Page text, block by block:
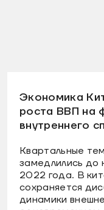
Экономика
роста ВВП на
внутреннего
Квартальные
замедлились до
2022 года. В
сохраняется
динамики